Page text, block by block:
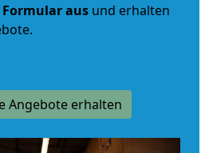
Formular aus und erhalten
Angebote erhalten